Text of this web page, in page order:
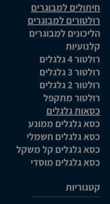
חיתולים למבוגרים
רולטורים למבוגרים
הליכונים למבוגרים
קלנועיות
רולטור 4 גלגלים
רולטור 3 גלגלים
רולטור 2 גלגלים
רולטור מתקפל
כסאות גלגלים
כסא גלגלים ממונע
כסא גלגלים חשמלי
כסא גלגלים קל משקל
כסא גלגלים מוסדי
קטגוריות